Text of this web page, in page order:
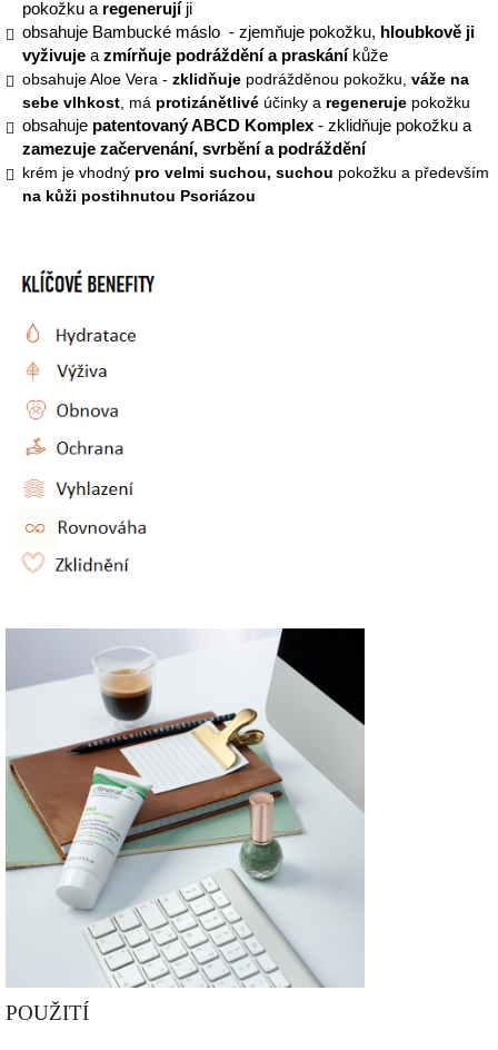
pokožku a regenerují ji
obsahuje Bambucké máslo - zjemňuje pokožku, hloubkově ji
vyživuje a zmírňuje podráždění a praskání kůže
obsahuje Aloe Vera - zklidňuje podrážděnou pokožku, váže na
sebe vlhkost , má protizánětlivé účinky a regeneruje pokožku
obsahuje patentovaný ABCD Komplex - zklidňuje pokožku a
zamezuje začervenání, svrbění a podráždění
krém je vhodný pro velmi suchou, suchou pokožku a především
na kůži postihnutou Psoriázou
POUŽITÍ